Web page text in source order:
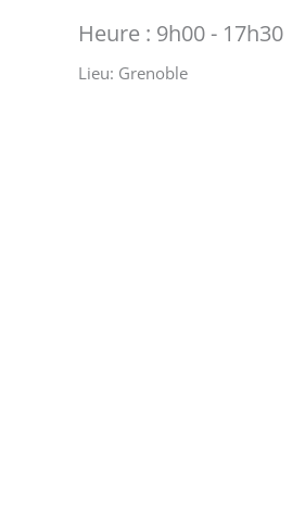
Heure : 9h00 - 17h30
Lieu: Grenoble